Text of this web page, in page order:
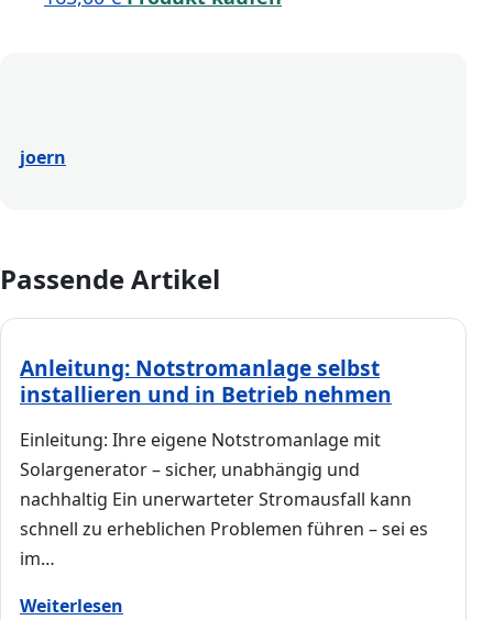
joern
Passende Artikel
Anleitung: Notstromanlage selbst
installieren und in Betrieb nehmen
Einleitung: Ihre eigene Notstromanlage mit
Solargenerator – sicher, unabhängig und
nachhaltig Ein unerwarteter Stromausfall kann
schnell zu erheblichen Problemen führen – sei es
im…
Weiterlesen